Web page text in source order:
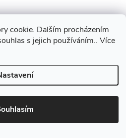
cookie. Dalším procházením
s jejich používáním.. Více